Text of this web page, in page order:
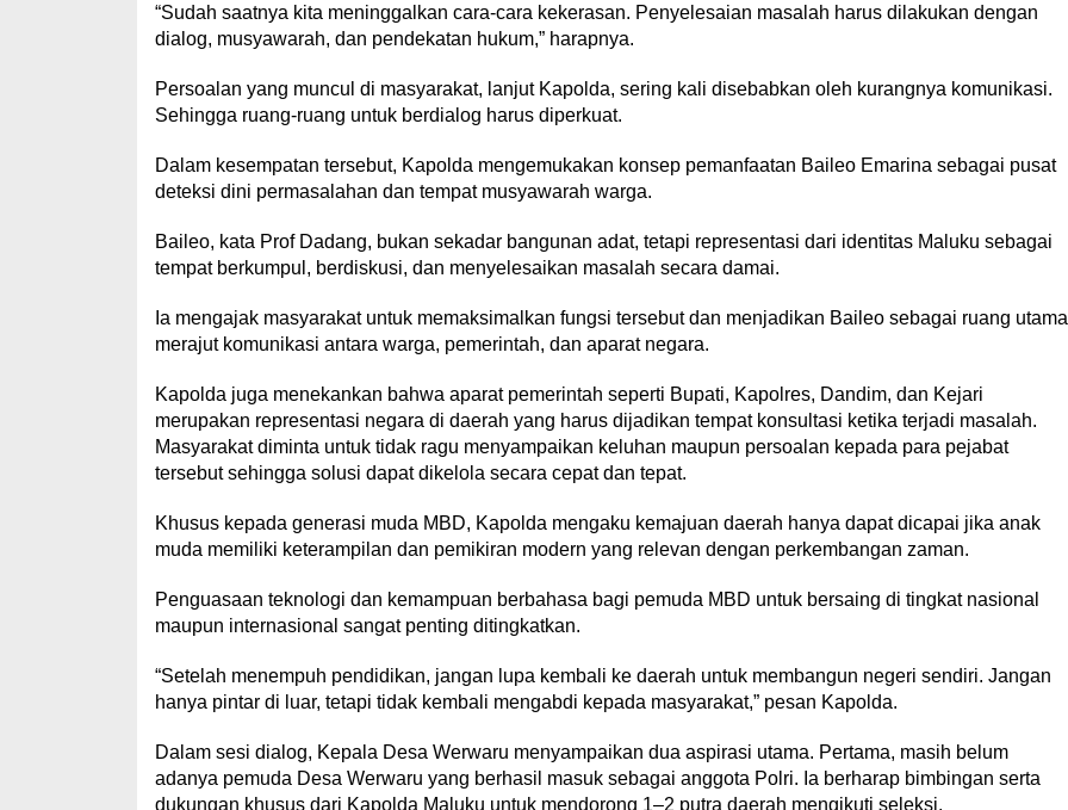
“Sudah saatnya kita meninggalkan cara-cara kekerasan. Penyelesaian masalah harus dilakukan dengan
dialog, musyawarah, dan pendekatan hukum,” harapnya.
Persoalan yang muncul di masyarakat, lanjut Kapolda, sering kali disebabkan oleh kurangnya komunikasi.
Sehingga ruang-ruang untuk berdialog harus diperkuat.
Dalam kesempatan tersebut, Kapolda mengemukakan konsep pemanfaatan Baileo Emarina sebagai pusat
deteksi dini permasalahan dan tempat musyawarah warga.
Baileo, kata Prof Dadang, bukan sekadar bangunan adat, tetapi representasi dari identitas Maluku sebagai
tempat berkumpul, berdiskusi, dan menyelesaikan masalah secara damai.
Ia mengajak masyarakat untuk memaksimalkan fungsi tersebut dan menjadikan Baileo sebagai ruang utama
merajut komunikasi antara warga, pemerintah, dan aparat negara.
Kapolda juga menekankan bahwa aparat pemerintah seperti Bupati, Kapolres, Dandim, dan Kejari
merupakan representasi negara di daerah yang harus dijadikan tempat konsultasi ketika terjadi masalah.
Masyarakat diminta untuk tidak ragu menyampaikan keluhan maupun persoalan kepada para pejabat
tersebut sehingga solusi dapat dikelola secara cepat dan tepat.
Khusus kepada generasi muda MBD, Kapolda mengaku kemajuan daerah hanya dapat dicapai jika anak
muda memiliki keterampilan dan pemikiran modern yang relevan dengan perkembangan zaman.
Penguasaan teknologi dan kemampuan berbahasa bagi pemuda MBD untuk bersaing di tingkat nasional
maupun internasional sangat penting ditingkatkan.
“Setelah menempuh pendidikan, jangan lupa kembali ke daerah untuk membangun negeri sendiri. Jangan
hanya pintar di luar, tetapi tidak kembali mengabdi kepada masyarakat,” pesan Kapolda.
Dalam sesi dialog, Kepala Desa Werwaru menyampaikan dua aspirasi utama. Pertama, masih belum
adanya pemuda Desa Werwaru yang berhasil masuk sebagai anggota Polri. Ia berharap bimbingan serta
dukungan khusus dari Kapolda Maluku untuk mendorong 1–2 putra daerah mengikuti seleksi.